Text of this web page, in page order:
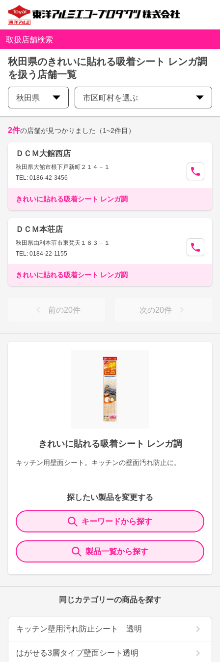
取扱店舗検索
秋田県のきれいに貼れる吸着シート レンガ調
を扱う店舗一覧
秋田県 市区町村を選ぶ
きれいに貼れる吸着シート レンガ調
キッチン用壁面シート。キッチンの壁面汚れ防止に。
探したい製品を変更する
キーワードから探す
製品一覧から探す
同じカテゴリーの商品を探す
キッチン壁用汚れ防止シート 透明
はがせる3層タイプ壁面シート透明
2件の店舗が見つかりました （1~2件目）
ＤＣＭ大館西店
秋田県大館市根下戸新町２１４－１
TEL: 0186-42-3456
きれいに貼れる吸着シート レンガ調
ＤＣＭ本荘店
秋田県由利本荘市東梵天１８３－１
TEL: 0184-22-1155
きれいに貼れる吸着シート レンガ調
前の20件 次の20件